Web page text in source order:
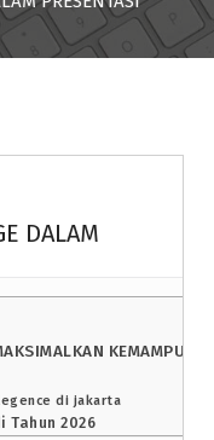
DALAM
KEMAMPUAN
di jakarta
Tahun 2026